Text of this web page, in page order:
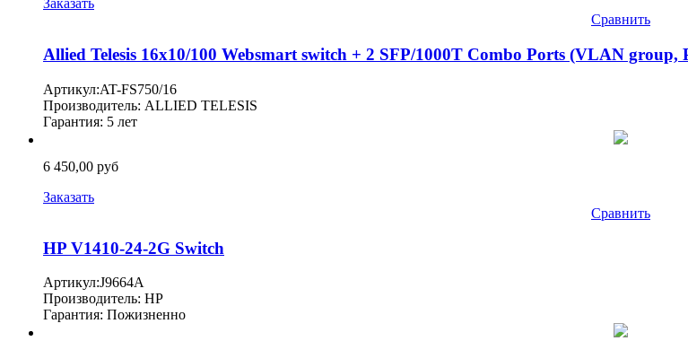
Заказать
Сравнить
Allied Telesis 16x10/100 Websmart switch + 2 SFP/1000T Combo Ports (VLAN
Артикул:AT-FS750/16
Производитель: ALLIED TELESIS
Гарантия: 5 лет
6 450,00 руб
Заказать
Сравнить
HP V1410-24-2G Switch
Артикул:J9664A
Производитель: HP
Гарантия: Пожизненно